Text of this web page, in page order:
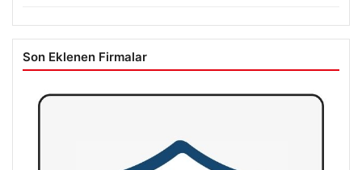
Son Eklenen Firmalar